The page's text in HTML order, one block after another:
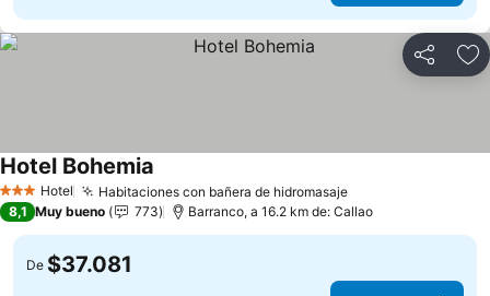
Compartir
3 Estrellas
Hotel Habitaciones con bañera de hidromasaje
Hotel Bohemia
8,1 Muy bueno 773 Barranco, a 16.2 km de: Callao
De $37.081